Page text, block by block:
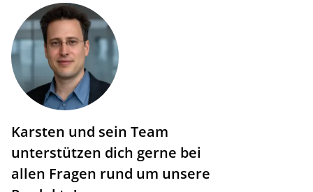
Karsten und sein Team
unterstützen dich gerne bei
allen Fragen rund um unsere